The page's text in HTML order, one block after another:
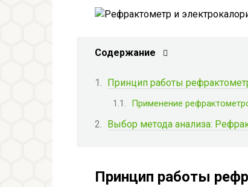
Содержание
Принцип работы
Применение
Выбор метода анализа:
Принцип работы